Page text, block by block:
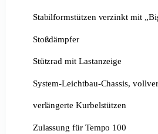
Stabilformstützen verzinkt mit
Stoßdämpfer
Stützrad mit Lastanzeige
System-Leichtbau-Chassis,
verlängerte Kurbelstützen
Zulassung für Tempo 100